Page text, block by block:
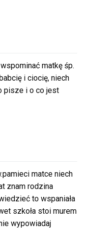
matkę śp.
i ciocię, niech
pisze i o co jest
matce niech
znam rodzina
to wspaniała
szkoła stoi murem
wypowiadaj